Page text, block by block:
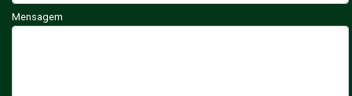
Mensagem